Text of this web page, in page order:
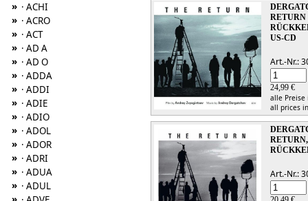
» · ACHI
» · ACRO
» · ACT
» · AD A
» · AD O
» · ADDA
» · ADDI
» · ADIE
» · ADIO
» · ADOL
» · ADOR
» · ADRI
» · ADUA
» · ADUL
RETURN
US-CD
Art.-Nr.:
24,99 €
alle
all prices
Art.-Nr.: